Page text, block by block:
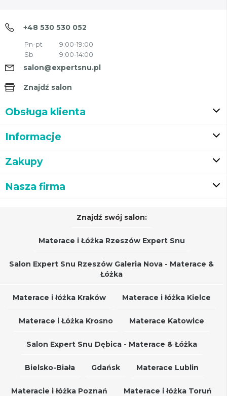
+48 530 530 052
Pn-pt
9:00-19:00
Sb
9:00-14:00
salon@expertsnu.pl
Znajdź salon
Obsługa klienta
Informacje
Zakupy
Nasza firma
Znajdź swój salon:
Materace i Łóżka Rzeszów Expert Snu
Salon Expert Snu Rzeszów Galeria Nova - Materace &
Łóżka
Materace i łóżka Kraków Materace i łóżka Kielce
Materace i Łóżka Krosno Materace Katowice
Salon Expert Snu Dębica - Materace & Łóżka
Bielsko-Biała Gdańsk Materace Lublin
Materacie i łóżka Poznań Materace i łóżka Toruń